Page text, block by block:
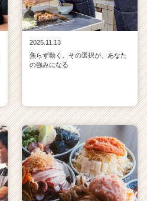
2025.11.13
焦らず動く。その選択が、あなた
の強みになる